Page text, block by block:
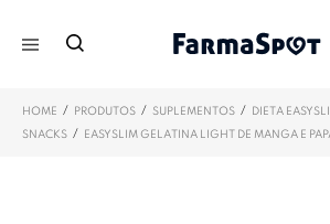
HOME / PRODUTOS / SUPLEMENTOS / DIETA
SNACKS / EASYSLIM GELATINA LIGHT DE MANGA E